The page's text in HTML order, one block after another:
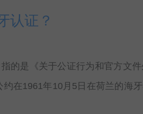
认证？
指的是《关于公证行为和官方文
约在1961年10月5日在荷兰的海